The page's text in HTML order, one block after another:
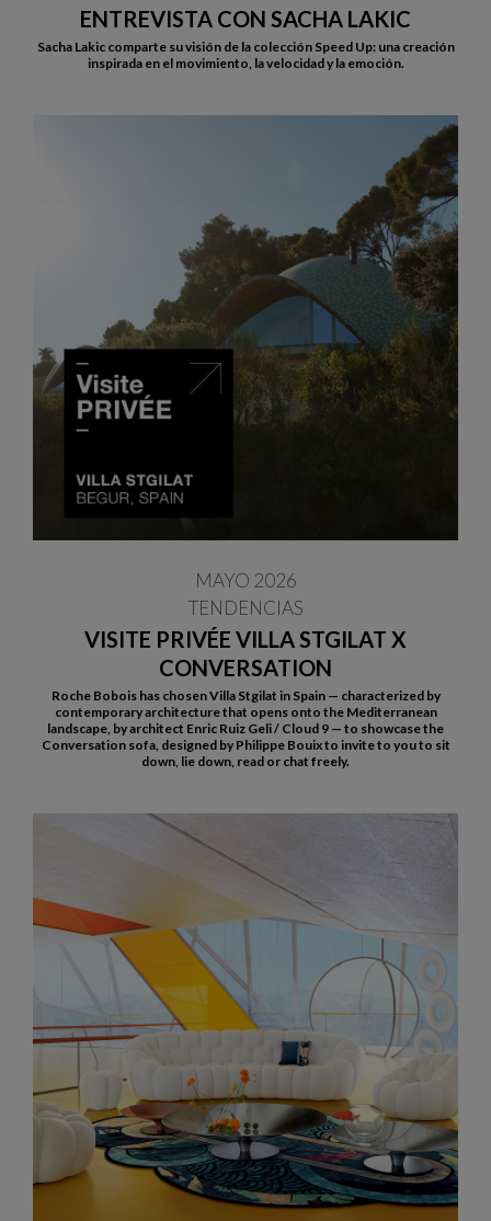
ENTREVISTA CON SACHA LAKIC
Sacha Lakic comparte su visión de la colección Speed Up: una creación
inspirada en el movimiento, la velocidad y la emoción.
VISITE PRIVÉE VILLA STGILAT X
CONVERSATION
MAYO 2026
TENDENCIAS
Roche Bobois has chosen Villa Stgilat in Spain — characterized by
contemporary architecture that opens onto the Mediterranean
landscape, by architect Enric Ruiz Geli / Cloud 9 — to showcase the
Conversation sofa, designed by Philippe Bouix to invite to you to sit
down, lie down, read or chat freely.